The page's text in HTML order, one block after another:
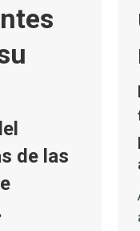
de las